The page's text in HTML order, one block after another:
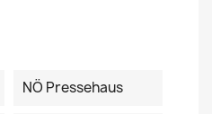
NÖ Pressehaus